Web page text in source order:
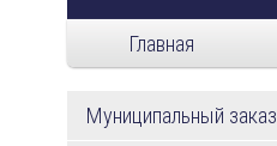
Главная
Муниципальный заказ